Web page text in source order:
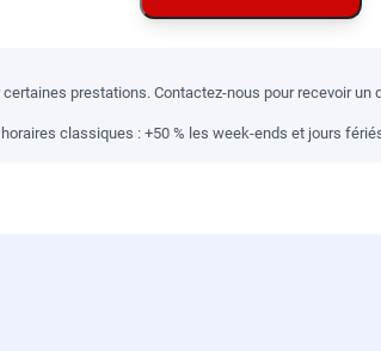
prestations. Contactez-nous pour recevoir
classiques : +50 % les week-ends et jours